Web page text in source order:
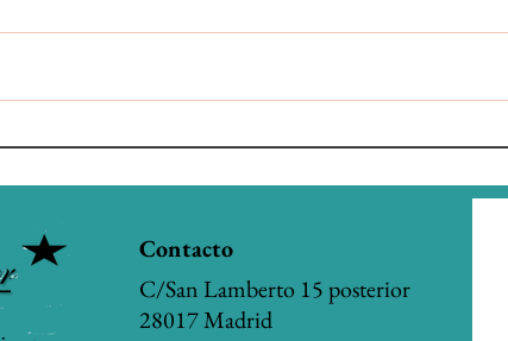
oficiales Inglés del British
Council
C/San Lamberto 15 posterior
28017 Madrid
Contacto